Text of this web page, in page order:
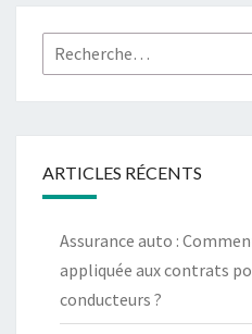
Rechercher :
ARTICLES RÉCENTS
Assurance auto :
appliquée aux contrats
conducteurs ?